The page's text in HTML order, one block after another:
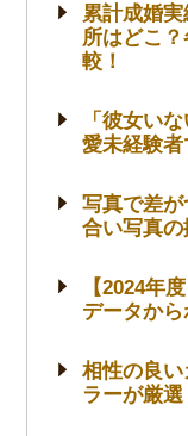
累計成婚
所はどこ
較！
「彼女い
愛未経験者
写真で差
合い写真の
【2024年
データから
相性の良
ラーが厳選